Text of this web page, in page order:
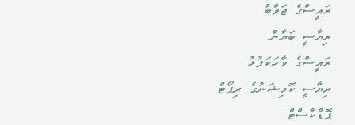
ރައީސްގެ ޖަވާބު
ރިޔާސީ ބަޔާން
ރައީސްގެ ވާހަކަފުޅު
ރިޔާސީ ކޮމިޝަނުގެ ރިޕޯޓް
ޕޮޑްކާސްޓް